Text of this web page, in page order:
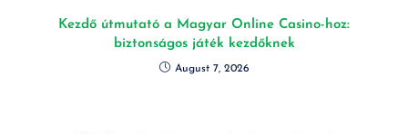
Kezdő útmutató a Magyar Online Casino-hoz:
biztonságos játék kezdőknek
August 7, 2026